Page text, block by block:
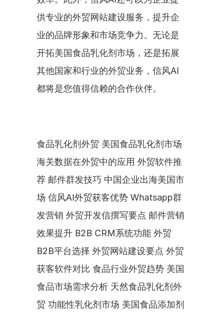
供专业的外贸网站建设服务，提升企
业的品牌形象和市场竞争力。无论是
开拓美国食品乳化剂市场，还是拓展
其他国家和行业的外贸业务，信风AI
都将是您值得信赖的合作伙伴。
食品乳化剂外贸 美国食品乳化剂市场
海关数据在外贸中的应用 外贸软件推
荐 邮件群发技巧 中国企业出海美国市
场 信风AI外贸获客优势 Whatsapp群
发营销 外贸开发信撰写要点 邮件营销
效果提升 B2B CRM系统功能 外贸
B2B平台选择 外贸网站建设要点 外贸
获客软件对比 食品行业外贸趋势 美国
食品市场需求分析 天然食品乳化剂外
贸 功能性乳化剂市场 美国食品添加剂